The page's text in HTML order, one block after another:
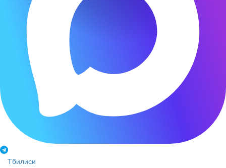
Тбилиси